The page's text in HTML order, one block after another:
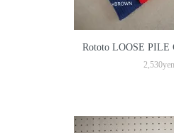
Rototo LOOSE PILE
2,530yen